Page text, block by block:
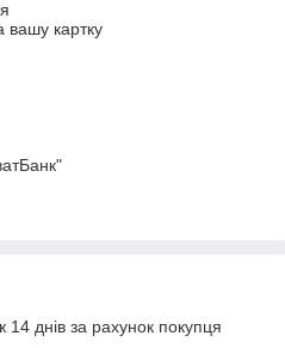
вашу картку
днів за рахунок покупця